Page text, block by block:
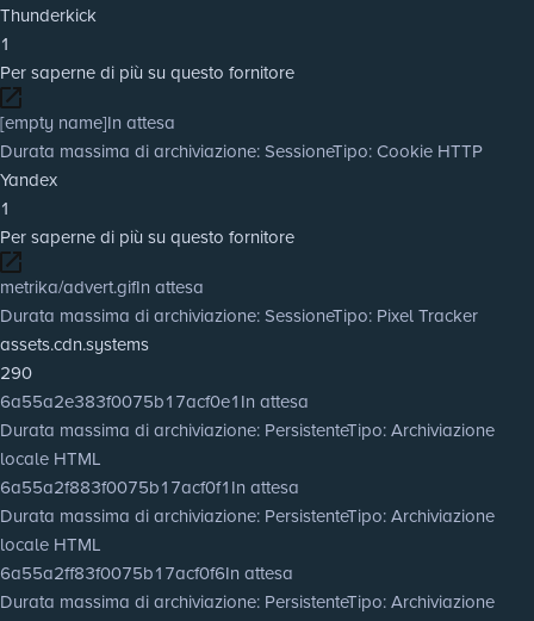
Thunderkick
1
Per saperne di più su questo fornitore
[empty name]In attesa
Durata massima di archiviazione: SessioneTipo: Cookie HTTP
Yandex
1
Per saperne di più su questo fornitore
metrika/advert.gifIn attesa
Durata massima di archiviazione: SessioneTipo: Pixel Tracker
assets.cdn.systems
290
6a55a2e383f0075b17acf0e1In attesa
Durata massima di archiviazione: PersistenteTipo: Archiviazione
locale HTML
6a55a2f883f0075b17acf0f1In attesa
Durata massima di archiviazione: PersistenteTipo: Archiviazione
locale HTML
6a55a2ff83f0075b17acf0f6In attesa
Durata massima di archiviazione: PersistenteTipo: Archiviazione